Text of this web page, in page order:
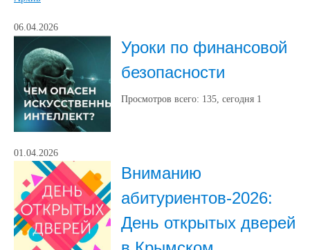
06.04.2026
Уроки по финансовой
безопасности
Просмотров всего: 135, сегодня 1
01.04.2026
Вниманию
абитуриентов-2026:
День открытых дверей